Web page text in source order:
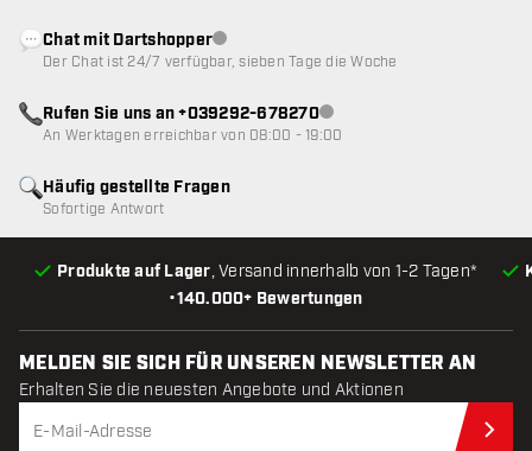
•140.000+ Bewertungen
Produkte auf Lager, Versand innerhalb von 1-2 Tagen*
Häufig gestellte Fragen
Sofortige Antwort
Chat mit DartshopperKundenservice nicht verfügbar
Der Chat ist 24/7 verfügbar, sieben Tage die Woche
Rufen Sie uns an +039292-678270Kundenservice nicht
An Werktagen erreichbar von 08:00 - 19:00
MELDEN SIE SICH FÜR UNSEREN NEWSLETTER AN
Erhalten Sie die neuesten Angebote und Aktionen